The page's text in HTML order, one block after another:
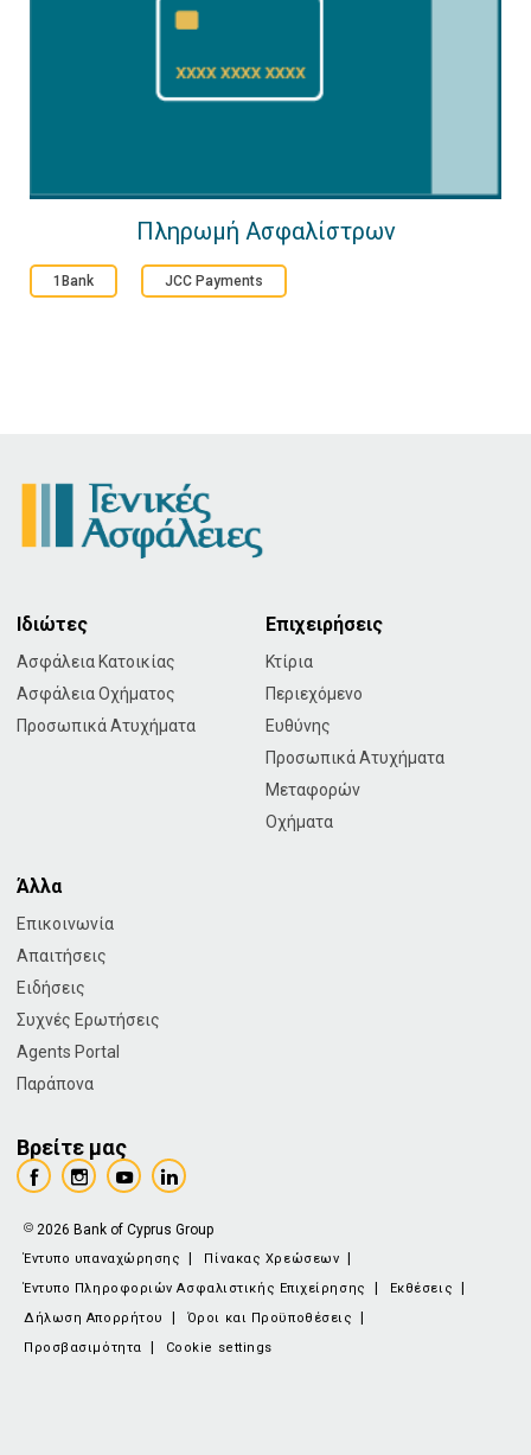
Πληρωμή Ασφαλίστρων
1Bank JCC Payments
Ιδιώτες
Ασφάλεια Κατοικίας
Ασφάλεια Οχήματος
Προσωπικά Ατυχήματα
Επιχειρήσεις
Κτίρια
Περιεχόμενο
Ευθύνης
Προσωπικά Ατυχήματα
Μεταφορών
Οχήματα
Άλλα
Επικοινωνία
Απαιτήσεις
Ειδήσεις
Συχνές Ερωτήσεις
Agents Portal
Παράπονα
Βρείτε μας
2026 Bank of Cyprus Group
Έντυπο υπαναχώρησης
Πίνακας Χρεώσεων
Έντυπο Πληροφοριών Ασφαλιστικής Επιχείρησης
Εκθέσεις
Δήλωση Απορρήτου
Όροι και Προϋποθέσεις
Προσβασιμότητα
Cookie settings